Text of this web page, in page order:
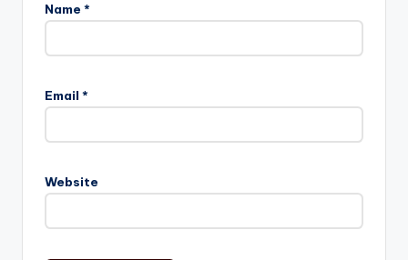
Name *
Email *
Website